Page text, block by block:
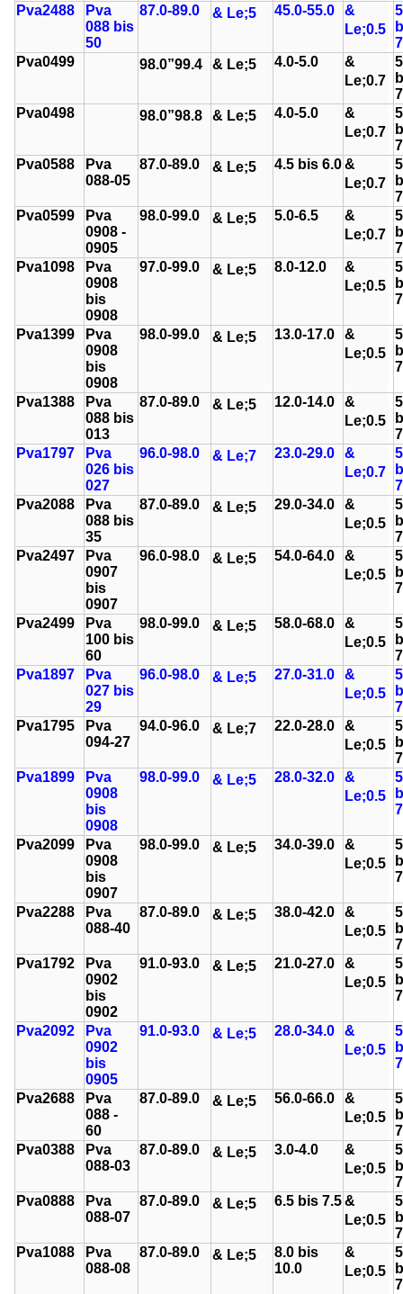
Pva2488
Pva
088 bis
50
87.0-89.0 & Le;5 45.0-55.0
&
Le;0.5
5
7
Pva0499
98.0”99.4 & Le;5 4.0-5.0
&
Le;0.7
5
7
Pva0498
98.0”98.8 & Le;5 4.0-5.0
&
Le;0.7
5
7
Pva0588
Pva
088-05
87.0-89.0 & Le;5 4.5 bis 6.0&
Le;0.7
5
7
Pva0599
Pva
0908 -
0905
98.0-99.0 & Le;5 5.0-6.5
&
Le;0.7
5
7
Pva1098
Pva
0908
bis
0908
97.0-99.0 & Le;5 8.0-12.0
&
Le;0.5
5
7
Pva1399
Pva
0908
bis
0908
98.0-99.0 & Le;5 13.0-17.0
&
Le;0.5
5
7
Pva1388
Pva
088 bis
013
87.0-89.0 & Le;5 12.0-14.0
&
Le;0.5
5
7
Pva1797
Pva
026 bis
027
96.0-98.0 & Le;7 23.0-29.0
&
Le;0.7
5
7
Pva2088
Pva
088 bis
35
87.0-89.0 & Le;5 29.0-34.0
&
Le;0.5
5
7
Pva2497
Pva
0907
bis
0907
96.0-98.0 & Le;5 54.0-64.0
&
Le;0.5
5
7
Pva2499
Pva
100 bis
60
98.0-99.0 & Le;5 58.0-68.0
&
Le;0.5
5
7
Pva1897
Pva
027 bis
29
96.0-98.0 & Le;5 27.0-31.0
&
Le;0.5
5
7
Pva1795
Pva
094-27
94.0-96.0 & Le;7 22.0-28.0
&
Le;0.5
5
7
Pva1899
Pva
0908
bis
0908
98.0-99.0 & Le;5 28.0-32.0
&
Le;0.5
5
7
Pva2099
Pva
0908
bis
0907
98.0-99.0 & Le;5 34.0-39.0
&
Le;0.5
5
7
Pva2288
Pva
088-40
87.0-89.0 & Le;5 38.0-42.0
&
Le;0.5
5
7
Pva1792
Pva
0902
bis
0902
91.0-93.0 & Le;5 21.0-27.0
&
Le;0.5
5
7
Pva2092
Pva
0902
bis
0905
91.0-93.0 & Le;5 28.0-34.0
&
Le;0.5
5
7
Pva2688
Pva
088 -
60
87.0-89.0 & Le;5 56.0-66.0
&
Le;0.5
5
7
Pva0388
Pva
088-03
87.0-89.0 & Le;5 3.0-4.0
&
Le;0.5
5
7
Pva0888
Pva
088-07
87.0-89.0 & Le;5 6.5 bis 7.5&
Le;0.5
5
7
Pva1088
Pva
088-08
87.0-89.0 & Le;5
8.0 bis
10.0
&
Le;0.5
5
7